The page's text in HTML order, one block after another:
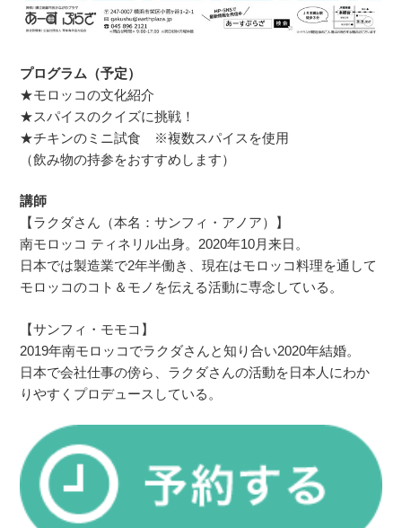
プログラム（予定）
★モロッコの文化紹介
★スパイスのクイズに挑戦！
★チキンのミニ試食 ※複数スパイスを使用
（飲み物の持参をおすすめします）
講師
【ラクダさん（本名：サンフィ・アノア）】
南モロッコ ティネリル出身。2020年10月来日。
日本では製造業で2年半働き、現在はモロッコ料理を通して
モロッコのコト＆モノを伝える活動に専念している。
【サンフィ・モモコ】
2019年南モロッコでラクダさんと知り合い2020年結婚。
日本で会社仕事の傍ら、ラクダさんの活動を日本人にわか
りやすくプロデュースしている。